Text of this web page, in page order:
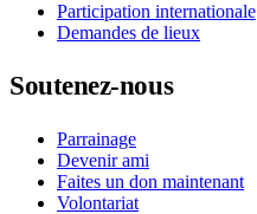
Participation internationale
Demandes de lieux
Soutenez-nous
Parrainage
Devenir ami
Faites un don maintenant
Volontariat